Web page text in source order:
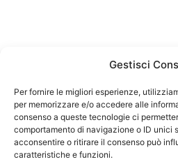
Gestisci
Per fornire le migliori esperienze,
per memorizzare e/o accedere alle
consenso a queste tecnologie ci
comportamento di navigazione o ID unici
acconsentire o ritirare il consenso può
caratteristiche e funzioni.
Federazione Nazionale
codice fiscale
Responsabile sito internet